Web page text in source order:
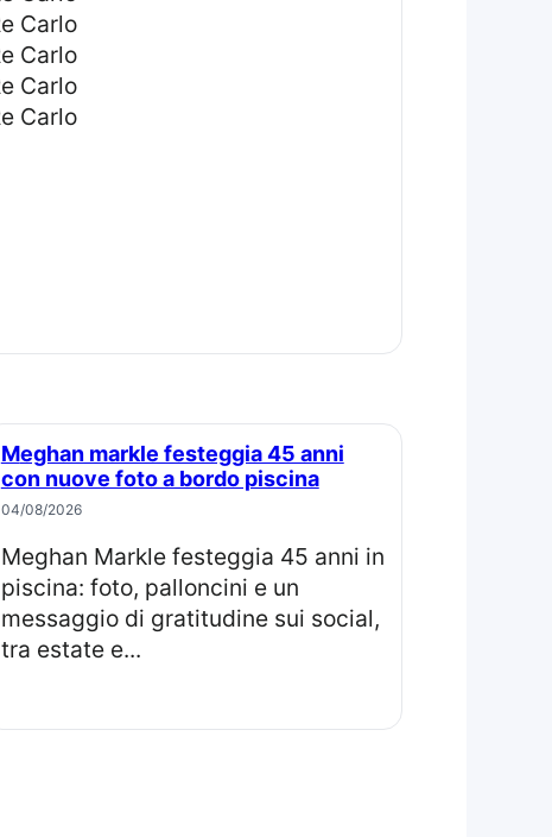
Meghan markle festeggia 45 anni
con nuove foto a bordo piscina
04/08/2026
Meghan Markle festeggia 45 anni in
piscina: foto, palloncini e un
messaggio di gratitudine sui social,
tra estate e...